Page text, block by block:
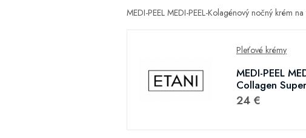
MEDI-PEEL MEDI-PEEL-Kolagénový nočný krém
Pleťové krémy
MEDI-PEEL
Collagen
24 €